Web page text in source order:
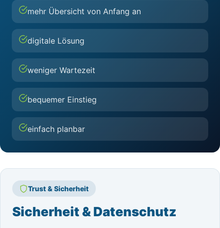
mehr Übersicht von Anfang an
digitale Lösung
weniger Wartezeit
bequemer Einstieg
einfach planbar
Trust & Sicherheit
Sicherheit & Datenschutz